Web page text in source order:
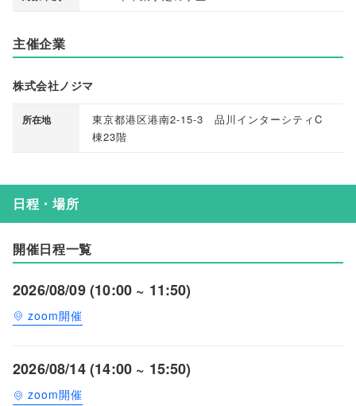
主催企業
株式会社ノジマ
所在地
東京都港区港南2-15-3 品川インターシティC
棟23階
日程・場所
開催日程一覧
2026/08/09 (10:00 ~ 11:50)
zoom開催
2026/08/14 (14:00 ~ 15:50)
zoom開催